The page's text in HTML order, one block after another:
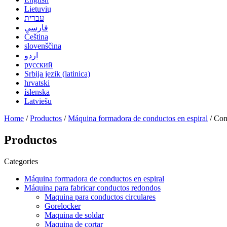
Lietuvių
עברית
فارسی
Čeština
slovenščina
اردو
русский
Srbija jezik (latinica)
hrvatski
íslenska
Latviešu
Home /Productos /Máquina formadora de conductos en espiral /
Productos
Categories
Máquina formadora de conductos en espiral
Máquina para fabricar conductos redondos
Maquina para conductos circulares
Gorelocker
Maquina de soldar
Maquina de cortar